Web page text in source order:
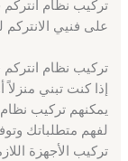
تركيب نظام انتركم
على فنيي الانتركم
تركيب نظام
إذا كنت تبني
يمكنهم تركيب
لفهم متطلباتك
تركيب الأجهزة